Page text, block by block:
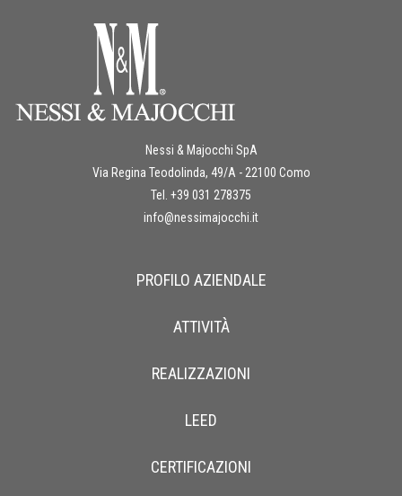
Nessi & Majocchi SpA
Via Regina Teodolinda, 49/A - 22100 Como
Tel. +39 031 278375
info@nessimajocchi.it
PROFILO AZIENDALE
ATTIVITÀ
REALIZZAZIONI
LEED
CERTIFICAZIONI